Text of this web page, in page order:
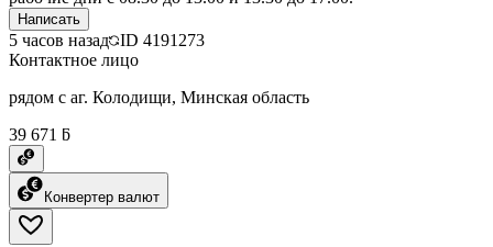
Написать
5 часов назад ID 4191273
Контактное лицо
рядом с аг. Колодищи, Минская область
39 671 ƃ
Конвертер валют